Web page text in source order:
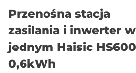
Przenośna stacja
zasilania i inwerter w
jednym Haisic HS600
0,6kWh